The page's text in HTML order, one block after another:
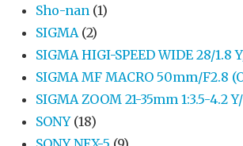
Sho-nan (1)
SIGMA (2)
SIGMA HIGI-SPEED WIDE 28/1.8
SIGMA MF MACRO 50mm/F2.8
SIGMA ZOOM 21-35mm 1:3.5-4.2
SONY (18)